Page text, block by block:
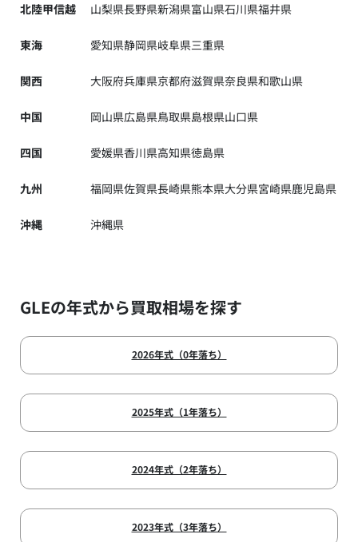
北陸甲信越 山梨県長野県新潟県富山県石川県福井県
東海 愛知県静岡県岐阜県三重県
関西 大阪府兵庫県京都府滋賀県奈良県和歌山県
中国 岡山県広島県鳥取県島根県山口県
四国 愛媛県香川県高知県徳島県
九州 福岡県佐賀県長崎県熊本県大分県宮崎県鹿児島県
沖縄 沖縄県
GLEの年式から買取相場を探す
2026年式（0年落ち）
2025年式（1年落ち）
2024年式（2年落ち）
2023年式（3年落ち）